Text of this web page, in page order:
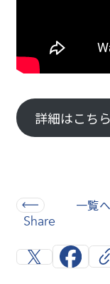
Share
詳細はこちら
一覧